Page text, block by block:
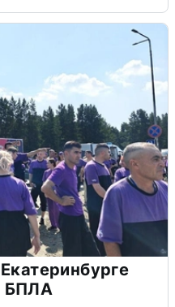
БПЛА